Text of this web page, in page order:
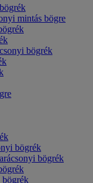
mintás bögre
bögrék
bögrék
bögrék
bögrék